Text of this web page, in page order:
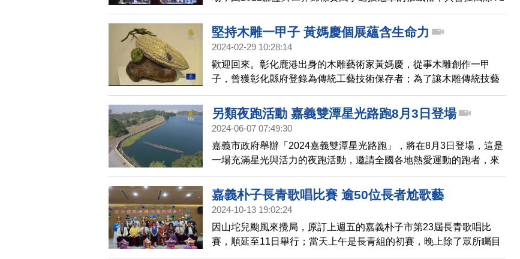
霹靂舞錦標賽冠軍的烏克蘭選手ROBIN展開激戰，最終由烏克蘭選手
奪冠。
堅持木雕一甲子 黃媽慶個展蘊含生命力
2024-02-29 10:28:14
歡迎回來。彰化鹿港出身的木雕藝術家黃媽慶，從事木雕創作一甲
子，曾獲彰化縣府登錄為傳統工藝技術保存者；為了讓木雕傳統技藝
能流傳下去，20多年來，黃媽慶專注於全台巡迴展覽。目前受邀到嘉
義市文化局展出。一起去看看。
另類夜跑活動 嘉義雙潭星光路跑8月3日登場
2024-06-07 07:49:30
嘉義市政府舉辦「2024嘉義雙潭星光路跑」，將在8月3日登場，這是
一場充滿星光與活力的夜跑活動，邀請全國各地熱愛運動的跑者，來
嘉義品嚐在地美食、飽覽雙潭的美麗夜景。
嘉義朴子長青歌唱比賽 逾50位長者尬歌藝
2024-10-13 19:02:24
因山坨兒颱風來攪局，原訂上週五的嘉義朴子市第23屆長青歌唱比
賽，順延至11日舉行；當天上午是長青組的初賽，晚上除了眾所矚目
的長青歌唱決賽，還有全國不限年齡都可以報名的快樂歡唱組熱場，